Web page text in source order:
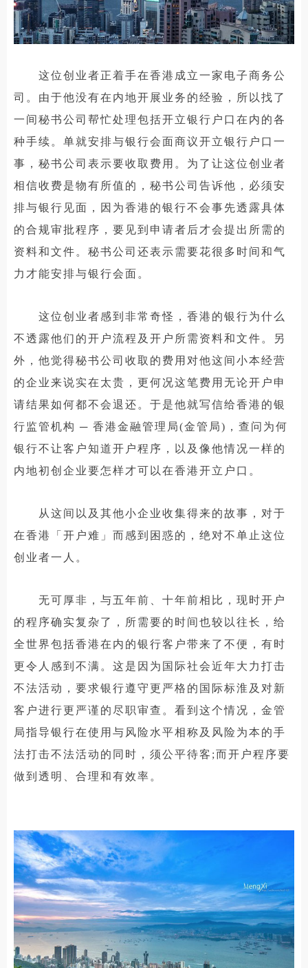
这位创业者正着手在香港成立一家电子商务公
司。由于他没有在内地开展业务的经验，所以找了
一间秘书公司帮忙处理包括开立银行户口在内的各
种手续。单就安排与银行会面商议开立银行户口一
事，秘书公司表示要收取费用。为了让这位创业者
相信收费是物有所值的，秘书公司告诉他，必须安
排与银行见面，因为香港的银行不会事先透露具体
的合规审批程序，要见到申请者后才会提出所需的
资料和文件。秘书公司还表示需要花很多时间和气
力才能安排与银行会面。
这位创业者感到非常奇怪，香港的银行为什么
不透露他们的开户流程及开户所需资料和文件。另
外，他觉得秘书公司收取的费用对他这间小本经营
的企业来说实在太贵，更何况这笔费用无论开户申
请结果如何都不会退还。于是他就写信给香港的银
行监管机构 ─ 香港金融管理局(金管局)，查问为何
银行不让客户知道开户程序，以及像他情况一样的
内地初创企业要怎样才可以在香港开立户口。
从这间以及其他小企业收集得来的故事，对于
在香港「开户难」而感到困惑的，绝对不单止这位
创业者一人。
无可厚非，与五年前、十年前相比，现时开户
的程序确实复杂了，所需要的时间也较以往长，给
全世界包括香港在内的银行客户带来了不便，有时
更令人感到不满。这是因为国际社会近年大力打击
不法活动，要求银行遵守更严格的国际标淮及对新
客户进行更严谨的尽职审查。看到这个情况，金管
局指导银行在使用与风险水平相称及风险为本的手
法打击不法活动的同时，须公平待客;而开户程序要
做到透明、合理和有效率。